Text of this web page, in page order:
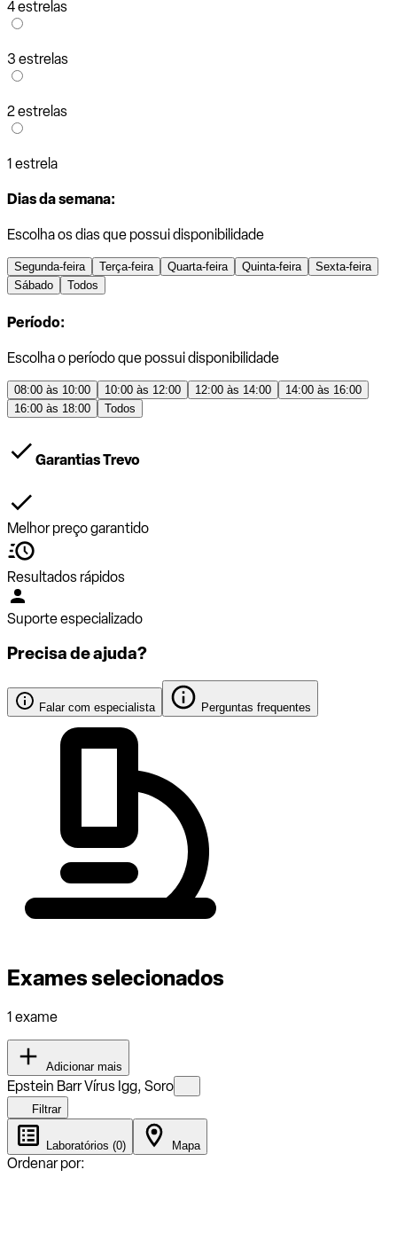
4 estrelas
3 estrelas
2 estrelas
1 estrela
Dias da semana:
Escolha os dias que possui disponibilidade
Segunda-feira Terça-feira Quarta-feira Quinta-feira
Sexta-feira
Sábado
Todos
Período:
Escolha o período que possui disponibilidade
08:00 às 10:00 10:00 às 12:00 12:00 às 14:00
14:00 às 16:00
16:00 às 18:00
Todos
Garantias Trevo
Melhor preço garantido
Resultados rápidos
Suporte especializado
Precisa de ajuda?
Falar com especialista Perguntas frequentes
Exames selecionados
1 exame
Adicionar mais
Epstein Barr Vírus Igg, Soro
Filtrar
Laboratórios (0) Mapa
Ordenar por: